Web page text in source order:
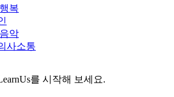
복
악
사소통
를 시작해 보세요.